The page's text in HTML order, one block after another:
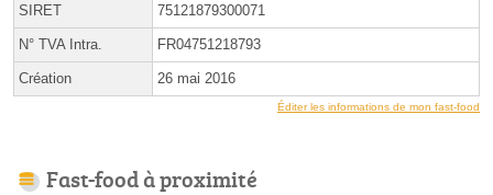
SIRET 75121879300071
N° TVA Intra. FR04751218793
Création 26 mai 2016
Éditer les informations de mon fast-food
Fast-food à proximité